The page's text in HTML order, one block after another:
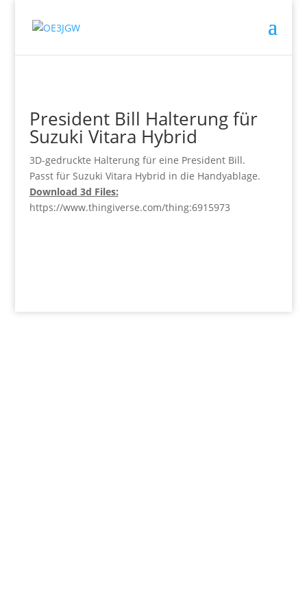
President Bill Halterung für
Suzuki Vitara Hybrid
3D-gedruckte Halterung für eine President Bill.
Passt für Suzuki Vitara Hybrid in die Handyablage.
Download 3d Files:
https://www.thingiverse.com/thing:6915973